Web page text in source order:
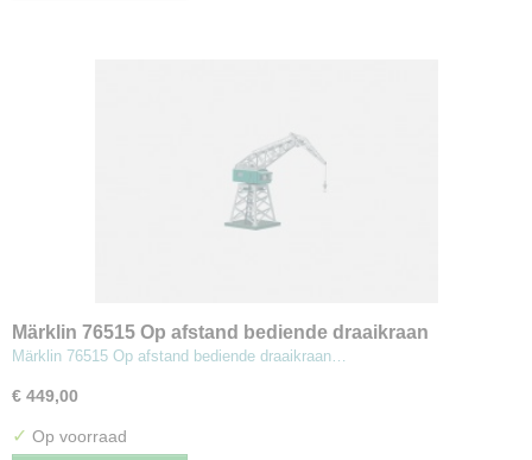
Märklin 76515 Op afstand bediende draaikraan
Märklin 76515 Op afstand bediende draaikraan…
€ 449,00
✓ Op voorraad